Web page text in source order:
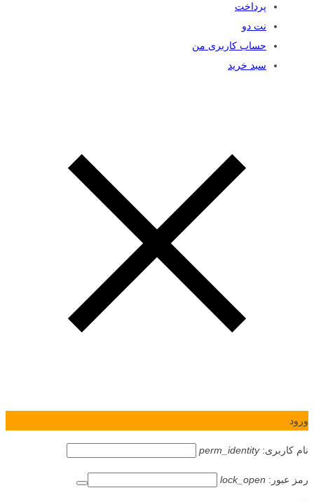
پرداخت
نت دو
حساب کاربری من
سبد خرید
ورود
نام کاربری:perm_identity
رمز عبور: lock_open